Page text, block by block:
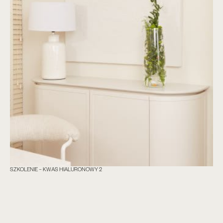
SZKOLENIE – KWAS HIALURONOWY 2